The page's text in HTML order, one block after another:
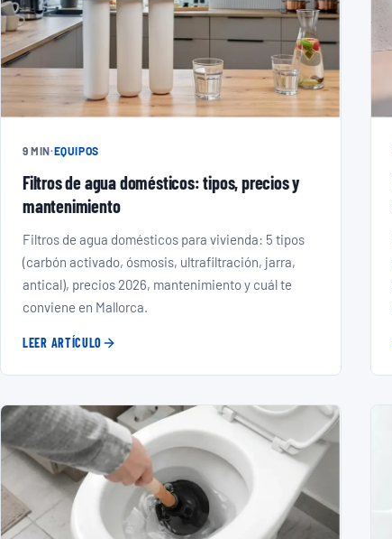
9 MIN·EQUIPOS
Filtros de agua domésticos: tipos, precios y
mantenimiento
Filtros de agua domésticos para vivienda: 5 tipos
(carbón activado, ósmosis, ultrafiltración, jarra,
antical), precios 2026, mantenimiento y cuál te
conviene en Mallorca.
LEER ARTÍCULO